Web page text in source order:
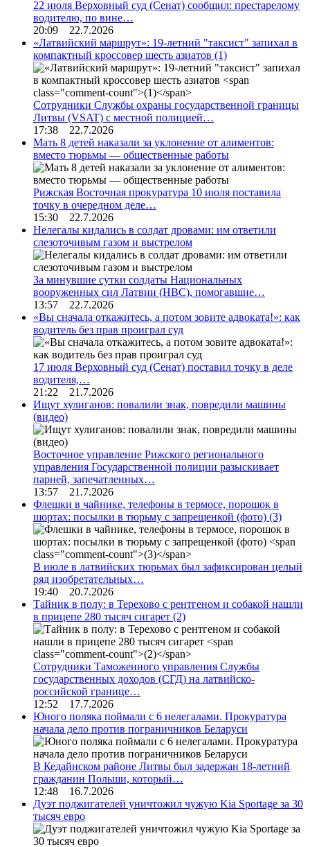
22 июля Верховный суд (Сенат) сообщил: престарелому
водителю, по вине…
20:09 22.7.2026
«Латвийский маршрут»: 19-летний "таксист" запихал в
компактный кроссовер шесть азиатов (1)
Сотрудники Службы охраны государственной границы
Литвы (VSAT) с местной полицией…
17:38 22.7.2026
Мать 8 детей наказали за уклонение от алиментов:
вместо тюрьмы — общественные работы
Рижская Восточная прокуратура 10 июля поставила
точку в очередном деле…
15:30 22.7.2026
Нелегалы кидались в солдат дровами: им ответили
слезоточивым газом и выстрелом
За минувшие сутки солдаты Национальных
вооруженных сил Латвии (НВС), помогавшие…
13:57 22.7.2026
«Вы сначала откажитесь, а потом зовите адвоката!»: как
водитель без прав проиграл суд
17 июля Верховный суд (Сенат) поставил точку в деле
водителя,…
21:22 21.7.2026
Ищут хулиганов: повалили знак, повредили машины
(видео)
Восточное управление Рижского регионального
управления Государственной полиции разыскивает
парней, запечатленных…
13:57 21.7.2026
Флешки в чайнике, телефоны в термосе, порошок в
шортах: посылки в тюрьму с запрещенкой (фото) (3)
В июле в латвийских тюрьмах был зафиксирован целый
ряд изобретательных…
19:40 20.7.2026
Тайник в полу: в Терехово с рентгеном и собакой нашли
в прицепе 280 тысяч сигарет (2)
Сотрудники Таможенного управления Службы
государственных доходов (СГД) на латвийско-
российской границе…
12:52 17.7.2026
Юного поляка поймали с 6 нелегалами. Прокуратура
начала дело против пограничников Беларуси
В Кедайнском районе Литвы был задержан 18-летний
гражданин Польши, который…
12:48 16.7.2026
Дуэт поджигателей уничтожил чужую Kia Sportage за 30
тысяч евро